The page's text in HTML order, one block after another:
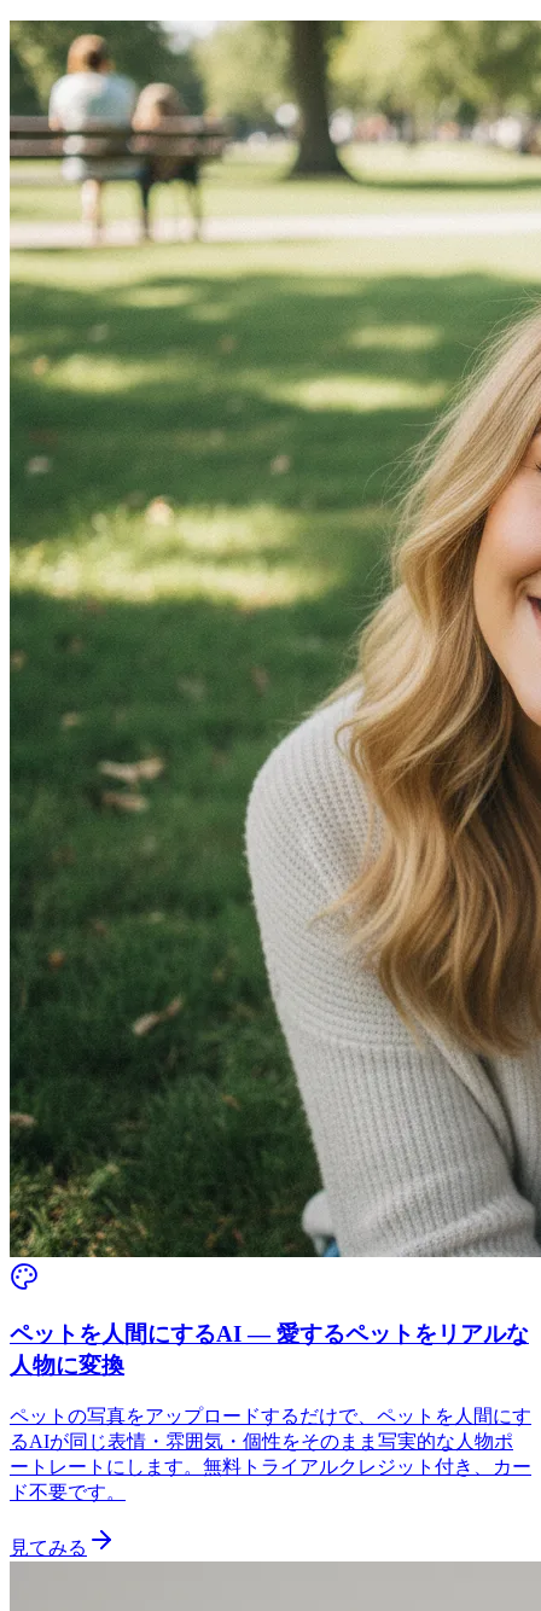
ペットを人間にするAI — 愛するペットをリアルな
人物に変換
ペットの写真をアップロードするだけで、ペットを人間にす
るAIが同じ表情・雰囲気・個性をそのまま写実的な人物ポ
ートレートにします。無料トライアルクレジット付き、カー
ド不要です。
見てみる